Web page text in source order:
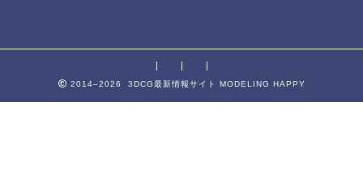
2014–2026 3DCG最新情報サイト MODELING HAPPY